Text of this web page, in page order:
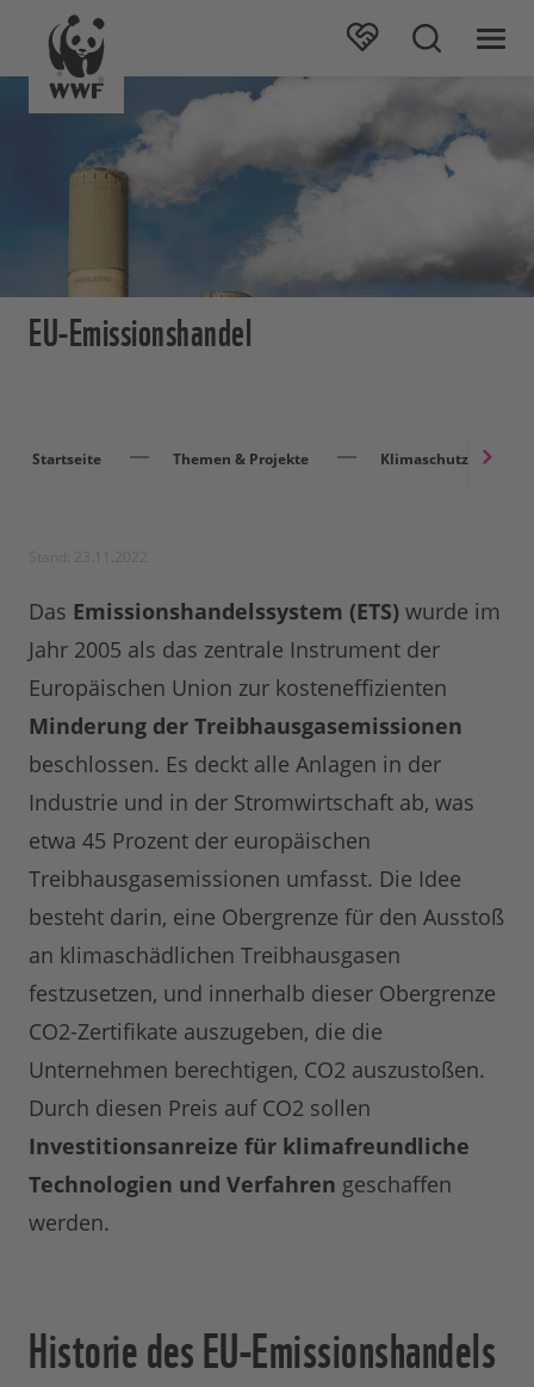
EU-Emissionshandel
Startseite Themen & Projekte Klimaschutz
Das Emissionshandelssystem (ETS) wurde im
Jahr 2005 als das zentrale Instrument der
Europäischen Union zur kosteneffizienten
Minderung der Treibhausgasemissionen
beschlossen. Es deckt alle Anlagen in der
Industrie und in der Stromwirtschaft ab, was
etwa 45 Prozent der europäischen
Treibhausgasemissionen umfasst. Die Idee
besteht darin, eine Obergrenze für den Ausstoß
an klimaschädlichen Treibhausgasen
festzusetzen, und innerhalb dieser Obergrenze
CO2-Zertifikate auszugeben, die die
Unternehmen berechtigen, CO2 auszustoßen.
Durch diesen Preis auf CO2 sollen
Investitionsanreize für klimafreundliche
Technologien und Verfahren geschaffen
werden.
Historie des EU-Emissionshandels